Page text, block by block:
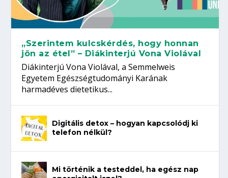
„Szerintem kulcskérdés, hogy honnan
jön az étel” – Diákinterjú Vona Violával
Diákinterjú Vona Violával, a Semmelweis
Egyetem Egészségtudományi Karának
harmadéves dietetikus...
Digitális detox – hogyan kapcsolódj ki
telefon nélkül?
Mi történik a testeddel, ha egész nap